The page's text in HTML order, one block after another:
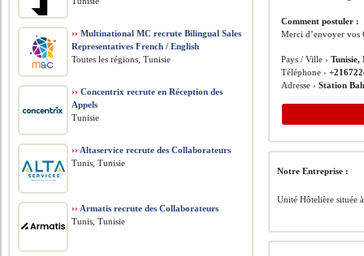
Comment postuler :
Merci d’envoyer
Pays / Ville ›Tunisie,
Téléphone ›
Adresse ›Station
Notre Entreprise :
Unité Hôtelière située
›› Multinational MC recrute Bilingual Sales
Representatives French / English
Toutes les régions, Tunisie
›› Concentrix recrute en Réception des
Appels
Tunisie
›› Altaservice recrute des Collaborateurs
Tunis, Tunisie
›› Armatis recrute des Collaborateurs
Tunis, Tunisie